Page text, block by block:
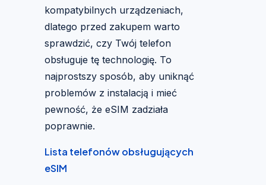
kompatybilnych urządzeniach,
dlatego przed zakupem warto
sprawdzić, czy Twój telefon
obsługuje tę technologię. To
najprostszy sposób, aby uniknąć
problemów z instalacją i mieć
pewność, że eSIM zadziała
poprawnie.
Lista telefonów obsługujących
eSIM